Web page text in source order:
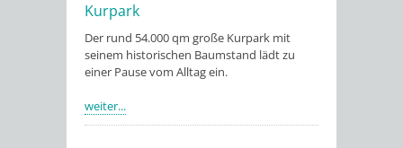
Kurpark
Der rund 54.000 qm große Kurpark mit
seinem historischen Baumstand lädt zu
einer Pause vom Alltag ein.
weiter...